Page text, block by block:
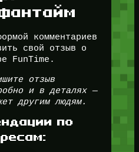
комментариев
свой отзыв о
FunTime.
отзыв
и в деталях —
другим людям.
по